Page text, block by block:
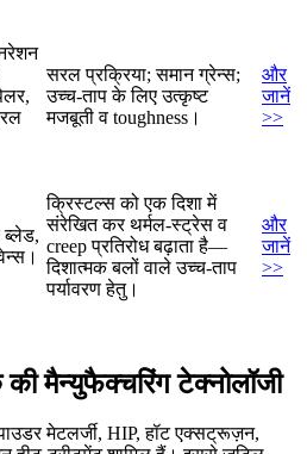
सरल प्रक्रिया; समान ग्रेन्स;
उच्च-ताप के लिए उत्कृष्ट
मजबूती व toughness।
और
जानें
>>
ब्लेड,
क्रिस्टल्स को एक दिशा में
संरेखित कर थर्मल-स्ट्रेस व
creep प्रतिरोध बढ़ाता है—
दिशात्मक बलों वाले उच्च-ताप
पर्यावरण हेतु।
और
जानें
>>
मैन्युफैक्चरिंग टेक्नोलॉजी
मेटलर्जी, HIP, हॉट एक्सट्रूज़न,